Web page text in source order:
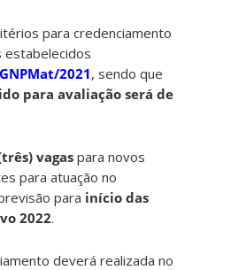
para credenciamento
estabelecidos
2021, sendo que
para avaliação será de
vagaspara novos
para atuação no
para início das
2022.
deverá realizada no